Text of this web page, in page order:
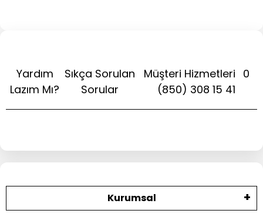
Yardım
Lazım Mı?
Sıkça Sorulan
Sorular
Müşteri Hizmetleri 0
(850) 308 15 41
Kurumsal